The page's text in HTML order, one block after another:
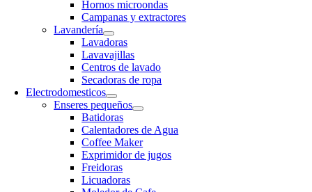
Hornos microondas
Campanas y extractores
Lavandería
Lavadoras
Lavavajillas
Centros de lavado
Secadoras de ropa
Electrodomesticos
Enseres pequeños
Batidoras
Calentadores de Agua
Coffee Maker
Exprimidor de jugos
Freidoras
Licuadoras